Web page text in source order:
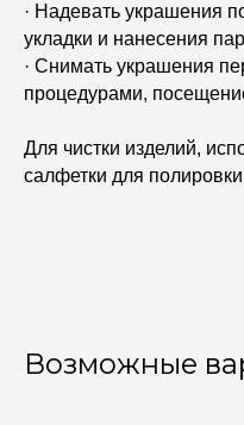
· Надевать украшения
укладки и нанесения
· Снимать украшения
процедурами,
Для чистки изделий,
салфетки для
Возможные